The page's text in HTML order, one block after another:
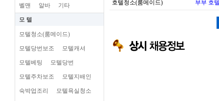
벨맨 알바 기타
모 텔
모텔청소(룸메이드)
모텔당번보조 모텔캐셔
모텔베팅 모텔당번
모텔주차보조 모텔지배인
숙박업조리 모텔욕실청소
호텔청소(룸메이드) 부부 호